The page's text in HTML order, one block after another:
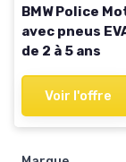
BMW Police
avec pneus
de 2 à 5 ans
Voir l'offre